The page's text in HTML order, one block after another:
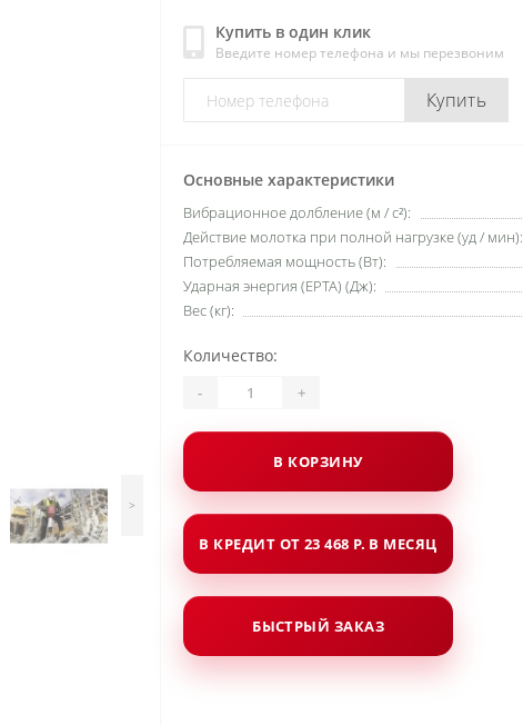
>
Купить в один клик
Введите номер телефона и мы перезвоним
Купить
Основные характеристики
Вибрационное долбление (м / с²):
Действие молотка при полной нагрузке (уд / мин):
Потребляемая мощность (Вт):
Ударная энергия (EPTA) (Дж):
Вес (кг):
Количество:
- +
В КОРЗИНУ
В КРЕДИТ ОТ 23 468 Р. В МЕСЯЦ
БЫСТРЫЙ ЗАКАЗ